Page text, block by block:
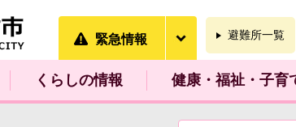
緊急情報 避難所一覧
くらしの情報 健康・福祉・子育